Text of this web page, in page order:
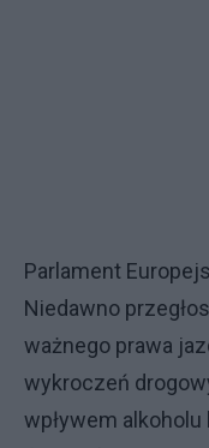
Parlament
Niedawno
ważnego prawa
wykroczeń
wpływem